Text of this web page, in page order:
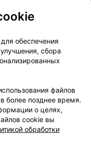
проекта
маркетинг
Доставка
Партнеры
103.by
Cookie
обеспечения
сбора
файлов
более позднее время.
о целях,
cookie вы
обработки